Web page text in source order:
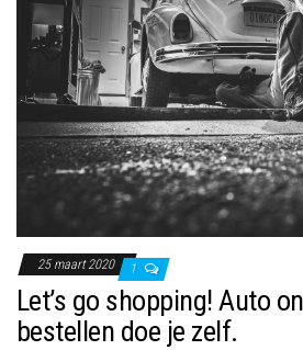
25 maart 2020 1
Let’s go shopping! Auto
bestellen doe je zelf.